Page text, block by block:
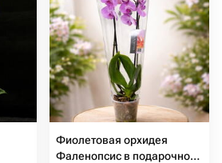
Фиолетовая орхидея
Фаленопсис в подарочной